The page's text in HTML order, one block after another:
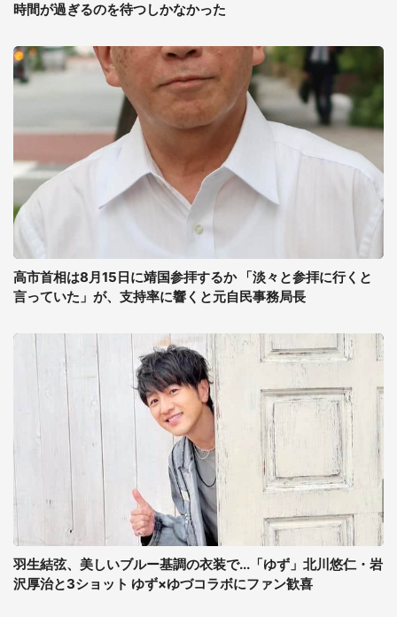
時間が過ぎるのを待つしかなかった
高市首相は8月15日に靖国参拝するか 「淡々と参拝に行くと
言っていた」が、支持率に響くと元自民事務局長
羽生結弦、美しいブルー基調の衣装で...「ゆず」北川悠仁・岩
沢厚治と3ショット ゆず×ゆづコラボにファン歓喜